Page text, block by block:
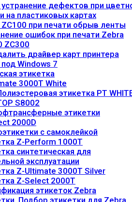
дефектов при
на пластиковых картах
при печати обрыв ленты
ошибок при печати Zebra
ZC300
драйвер карт принтера
Windows 7
этикетка
3000T White
этикетка PT
S8002
этикетки
2000D
с самоклейкой
Z-Perform 1000T
синтетическая для
эксплуатации
Z-Ultimate 3000T Silver
Z-Select 2000T
этикеток Zebra
Подбор этикетки для Zebra